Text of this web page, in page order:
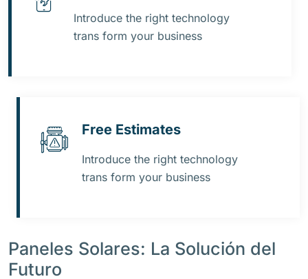
Introduce the right technology
trans form your business
Free Estimates
Introduce the right technology
trans form your business
Paneles Solares: La Solución del
Futuro